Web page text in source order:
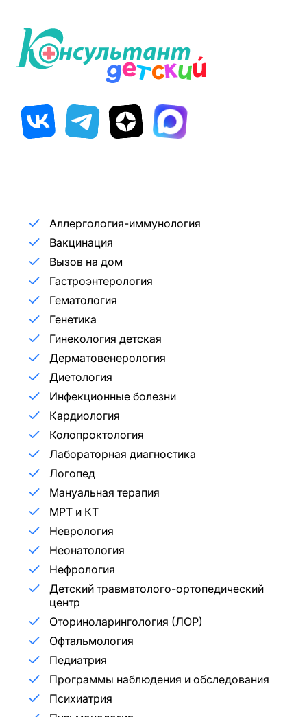
Аллергология-иммунология
Вакцинация
Вызов на дом
Гастроэнтерология
Гематология
Генетика
Гинекология детская
Дерматовенерология
Диетология
Инфекционные болезни
Кардиология
Колопроктология
Лабораторная диагностика
Логопед
Мануальная терапия
МРТ и КТ
Неврология
Неонатология
Нефрология
Детский травматолого-ортопедический
центр
Оториноларингология (ЛОР)
Офтальмология
Педиатрия
Программы наблюдения и обследования
Психиатрия